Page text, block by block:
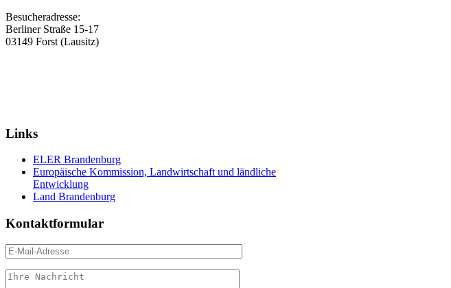
Besucheradresse:
Berliner Straße 15-17
03149 Forst (Lausitz)
Links
ELER Brandenburg
Europäische Kommission, Landwirtschaft und ländliche
Entwicklung
Land Brandenburg
Kontaktformular